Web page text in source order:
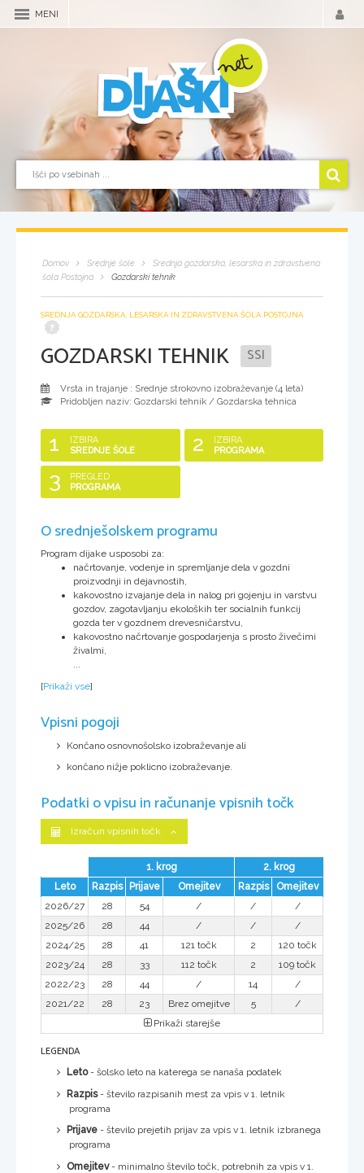
MENI
Domov Srednje šole
Srednja gozdarska, lesarska in zdravstvena
šola Postojna
Gozdarski tehnik
SREDNJA GOZDARSKA, LESARSKA IN ZDRAVSTVENA ŠOLA POSTOJNA
GOZDARSKI TEHNIK SSI
Vrsta in trajanje : Srednje strokovno izobraževanje (4 leta)
Pridobljen naziv: Gozdarski tehnik / Gozdarska tehnica
1
IZBIRA
SREDNJE ŠOLE
2
IZBIRA
PROGRAMA
3
PREGLED
PROGRAMA
O srednješolskem programu
Program dijake usposobi za:
načrtovanje, vodenje in spremljanje dela v gozdni
proizvodnji in dejavnostih,
kakovostno izvajanje dela in nalog pri gojenju in varstvu
gozdov, zagotavljanju ekoloških ter socialnih funkcij
gozda ter v gozdnem drevesničarstvu,
kakovostno načrtovanje gospodarjenja s prosto živečimi
živalmi,
...
[Prikaži vse]
Vpisni pogoji
Končano osnovnošolsko izobraževanje ali
končano nižje poklicno izobraževanje.
Podatki o vpisu in računanje vpisnih točk
Izračun vpisnih točk
1. krog
2. krog
Leto
Razpis Prijave Omejitev Razpis
Omejitev
2026/27
28 54 / /
/
2025/26
28 44 / /
/
2024/25
28 41 121 točk 2
120 točk
2023/24
28 33 112 točk 2
109 točk
2022/23
28 44 / 14
/
2021/22
28 23 Brez omejitve 5
/
Prikaži starejše
LEGENDA
Leto- šolsko leto na katerega se nanaša podatek
Razpis- število razpisanih mest za vpis v 1. letnik
programa
Prijave - število prejetih prijav za vpis v 1. letnik izbranega
programa
Omejitev- minimalno število točk, potrebnih za vpis v 1.